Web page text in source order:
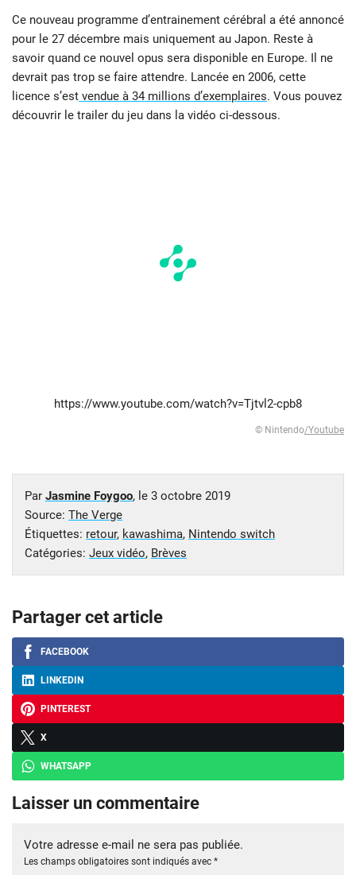
Ce nouveau programme d’entrainement cérébral a été annoncé
pour le 27 décembre mais uniquement au Japon. Reste à
savoir quand ce nouvel opus sera disponible en Europe. Il ne
devrait pas trop se faire attendre. Lancée en 2006, cette
licence s’est vendue à 34 millions d’exemplaires. Vous pouvez
découvrir le trailer du jeu dans la vidéo ci-dessous.
https://www.youtube.com/watch?v=Tjtvl2-cpb8
© Nintendo/Youtube
Par Jasmine Foygoo, le 3 octobre 2019
Source: The Verge
Étiquettes: retour, kawashima, Nintendo switch
Catégories: Jeux vidéo, Brèves
Partager cet article
FACEBOOK
LINKEDIN
PINTEREST
X
WHATSAPP
Laisser un commentaire
Votre adresse e-mail ne sera pas publiée.
Les champs obligatoires sont indiqués avec *